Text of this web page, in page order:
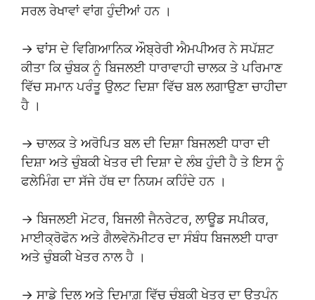
ਸਰਲ ਰੇਖਾਵਾਂ ਵਾਂਗ ਹੁੰਦੀਆਂ ਹਨ ।
→ ਢਾਂਸ ਦੇ ਵਿਗਿਆਨਿਕ ਔਬ੍ਰੇਰੀ ਐਮਪੀਅਰ ਨੇ ਸਪੱਸ਼ਟ
ਕੀਤਾ ਕਿ ਚੁੰਬਕ ਨੂੰ ਬਿਜਲਈ ਧਾਰਾਵਾਹੀ ਚਾਲਕ ਤੇ ਪਰਿਮਾਣ
ਵਿੱਚ ਸਮਾਨ ਪਰੰਤੂ ਉਲਟ ਦਿਸ਼ਾ ਵਿੱਚ ਬਲ ਲਗਾਉਣਾ ਚਾਹੀਦਾ
ਹੈ ।
→ ਚਾਲਕ ਤੇ ਅਰੋਪਿਤ ਬਲ ਦੀ ਦਿਸ਼ਾ ਬਿਜਲਈ ਧਾਰਾ ਦੀ
ਦਿਸ਼ਾ ਅਤੇ ਚੁੰਬਕੀ ਖੇਤਰ ਦੀ ਦਿਸ਼ਾ ਦੇ ਲੰਬ ਹੁੰਦੀ ਹੈ ਤੇ ਇਸ ਨੂੰ
ਫਲੇਮਿੰਗ ਦਾ ਸੱਜੇ ਹੱਥ ਦਾ ਨਿਯਮ ਕਹਿੰਦੇ ਹਨ ।
→ ਬਿਜਲਈ ਮੋਟਰ, ਬਿਜਲੀ ਜੈਨਰੇਟਰ, ਲਾਊਡ ਸਪੀਕਰ,
ਮਾਈਕ੍ਰੋਫੋਨ ਅਤੇ ਗੈਲਵੇਨੋਮੀਟਰ ਦਾ ਸੰਬੰਧ ਬਿਜਲਈ ਧਾਰਾ
ਅਤੇ ਚੁੰਬਕੀ ਖੇਤਰ ਨਾਲ ਹੈ ।
→ ਸਾਡੇ ਦਿਲ ਅਤੇ ਦਿਮਾਗ਼ ਵਿੱਚ ਚੁੰਬਕੀ ਖੇਤਰ ਦਾ ਉਤਪੰਨ